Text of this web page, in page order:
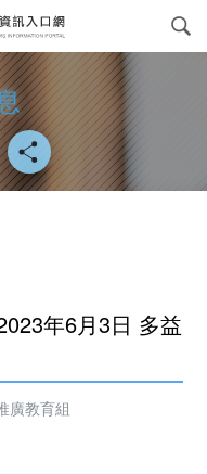
略過字型切
年6月3日 多益
廣教育組